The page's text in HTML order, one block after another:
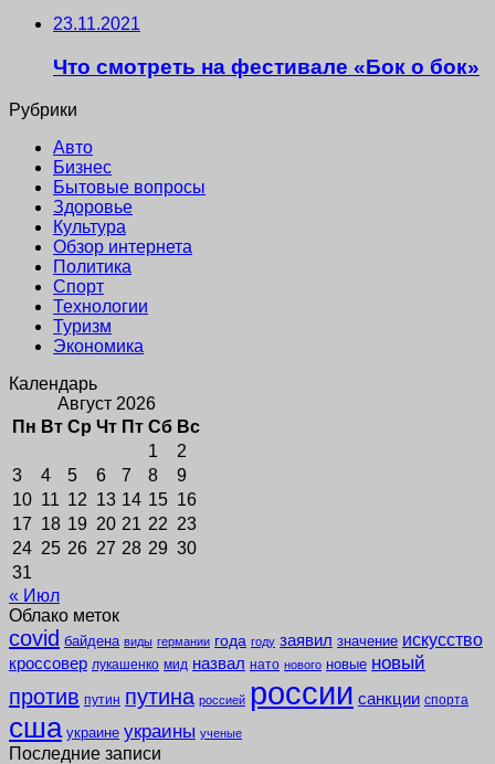
23.11.2021
Что смотреть на фестивале «Бок о бок»
Рубрики
Авто
Бизнес
Бытовые вопросы
Здоровье
Культура
Обзор интернета
Политика
Спорт
Технологии
Туризм
Экономика
Календарь
Август 2026
Пн Вт Ср Чт Пт Сб Вс
1
2
3
4 5 6 7 8
9
10 11 12 13 14 15 16
17 18 19 20 21 22 23
24 25 26 27 28 29 30
31
« Июл
Облако меток
covid байдена виды германии года году заявил значение искусство
кроссовер лукашенко мид назвал нато нового новые новый
против путин путина россией россии санкции спорта
сша украине украины ученые
Последние записи